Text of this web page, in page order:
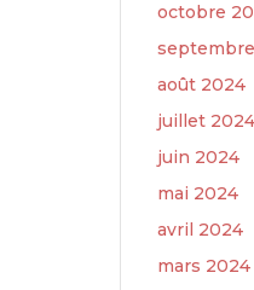
octobre
août 2024
juillet 2024
juin 2024
mai 2024
avril 2024
mars 2024